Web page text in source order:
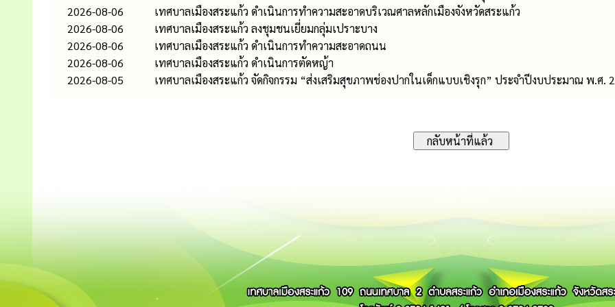
2026-08-06
เทศบาลเมืองสระแก้ว ดำเนินการทำความสะอาดบริเวณศาลหลักเมืองจังหวัดสระแก้ว
2026-08-06
เทศบาลเมืองสระแก้ว ลงชุมชนเยี่ยมกลุ่มเปราะบาง
2026-08-06
เทศบาลเมืองสระแก้ว ดำเนินการทำความสะอาดถนน
2026-08-06
เทศบาลเมืองสระแก้ว ดำเนินการตัดหญ้า
2026-08-05
เทศบาลเมืองสระแก้ว จัดกิจกรรม “ส่งเสริมสุขภาพช่องปากในเด็กแบบเชิงรุก” ประจำปีงบประมาณ พ.ศ.